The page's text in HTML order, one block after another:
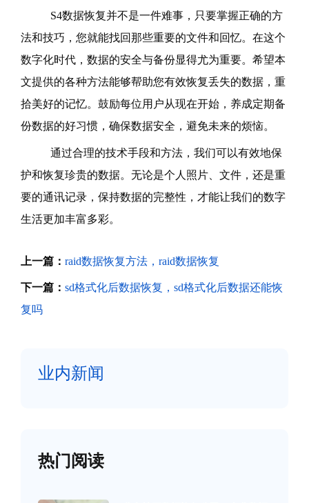
S4数据恢复并不是一件难事，只要掌握正确的方
法和技巧，您就能找回那些重要的文件和回忆。在这个
数字化时代，数据的安全与备份显得尤为重要。希望本
文提供的各种方法能够帮助您有效恢复丢失的数据，重
拾美好的记忆。鼓励每位用户从现在开始，养成定期备
份数据的好习惯，确保数据安全，避免未来的烦恼。
通过合理的技术手段和方法，我们可以有效地保
护和恢复珍贵的数据。无论是个人照片、文件，还是重
要的通讯记录，保持数据的完整性，才能让我们的数字
生活更加丰富多彩。
上一篇： raid数据恢复方法，raid数据恢复
下一篇： sd格式化后数据恢复，sd格式化后数据还能恢
复吗
业内新闻
热门阅读